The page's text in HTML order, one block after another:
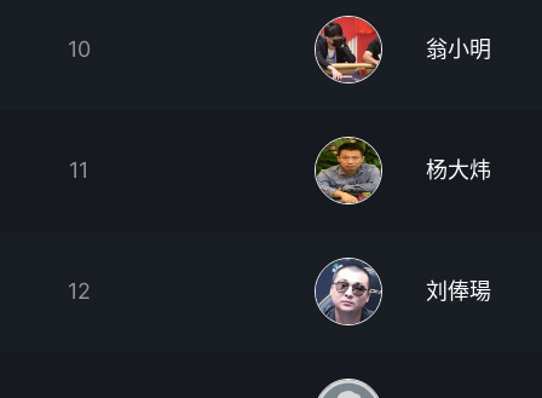
10 翁小明
11 杨大炜
12 刘俸瑒